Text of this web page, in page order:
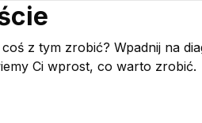
z tym zrobić? Wpadnij na
Ci wprost, co warto zrobić.